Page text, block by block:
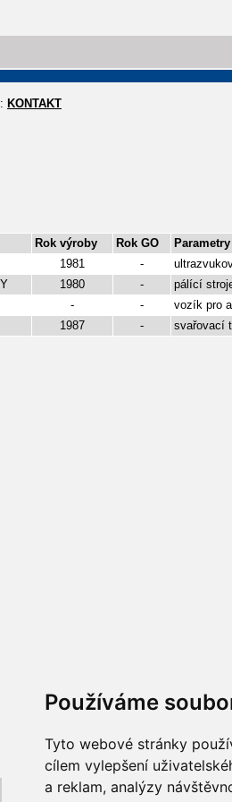
Používáme
Tyto webové stránky
cílem vylepšení
a reklam, analýzy
KONTAKT
Rok výroby Rok GO
Parametry
1981 -
1980 - pálící
- - vozík pro
1987 - svařovací
Změna